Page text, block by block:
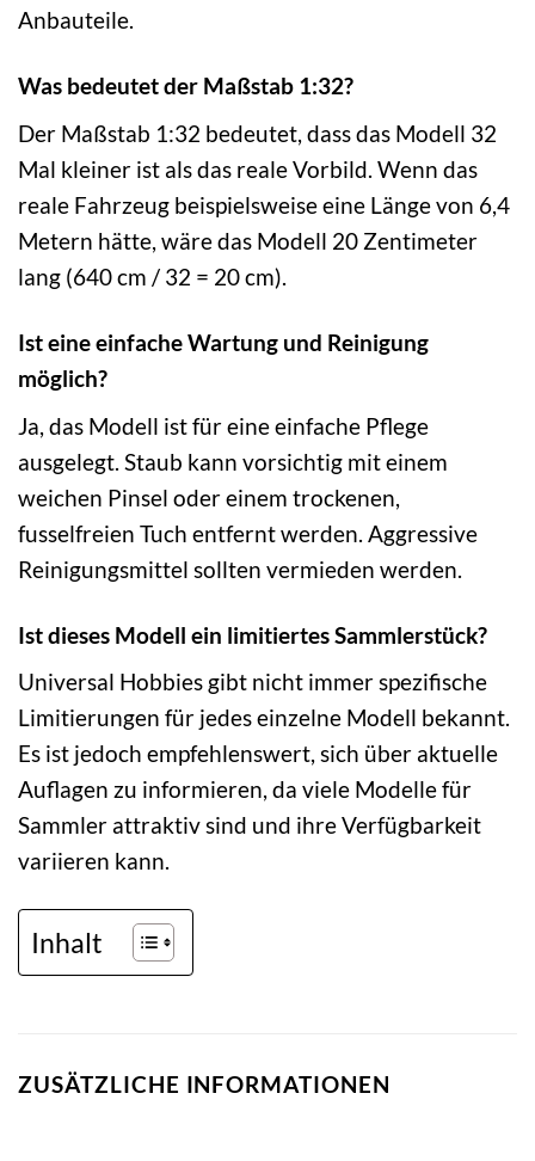
Anbauteile.
Was bedeutet der Maßstab 1:32?
Der Maßstab 1:32 bedeutet, dass das Modell 32
Mal kleiner ist als das reale Vorbild. Wenn das
reale Fahrzeug beispielsweise eine Länge von 6,4
Metern hätte, wäre das Modell 20 Zentimeter
lang (640 cm / 32 = 20 cm).
Ist eine einfache Wartung und Reinigung
möglich?
Ja, das Modell ist für eine einfache Pflege
ausgelegt. Staub kann vorsichtig mit einem
weichen Pinsel oder einem trockenen,
fusselfreien Tuch entfernt werden. Aggressive
Reinigungsmittel sollten vermieden werden.
Ist dieses Modell ein limitiertes Sammlerstück?
Universal Hobbies gibt nicht immer spezifische
Limitierungen für jedes einzelne Modell bekannt.
Es ist jedoch empfehlenswert, sich über aktuelle
Auflagen zu informieren, da viele Modelle für
Sammler attraktiv sind und ihre Verfügbarkeit
variieren kann.
Inhalt
ZUSÄTZLICHE INFORMATIONEN